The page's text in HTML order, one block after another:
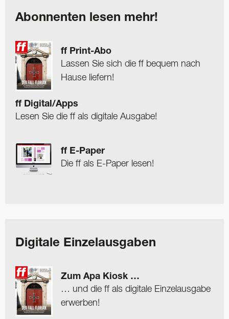
Abonnenten lesen mehr!
ff Print-Abo
Lassen Sie sich die ff bequem nach
Hause liefern!
ff Digital/Apps
Lesen Sie die ff als digitale Ausgabe!
ff E-Paper
Die ff als E-Paper lesen!
Digitale Einzelausgaben
Zum Apa Kiosk …
… und die ff als digitale Einzelausgabe
erwerben!